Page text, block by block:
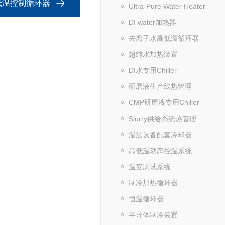
Ultra-Pure Water Heater
DI water加热器
去离子水高低温循环器
超纯水加热装置
DI水专用Chiller
研磨液生产线热管理
CMP研磨液专用Chiller
Slurry供给系统热管理
湿法设备配套冷却器
高低温动态控温系统
温变测试系统
制冷加热循环器
恒温循环器
半导体制冷装置
控制循环器